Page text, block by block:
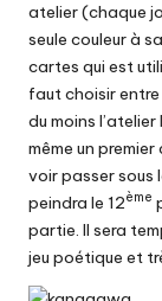
atelier (chaque
seule couleur à
cartes qui est
faut choisir entre
du moins
même un
voir passer sous
peindra le 12ème
partie. Il sera
jeu poétique et